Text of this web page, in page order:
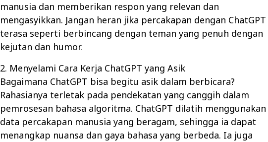
manusia dan memberikan respon yang relevan dan
mengasyikkan. Jangan heran jika percakapan dengan ChatGPT
terasa seperti berbincang dengan teman yang penuh dengan
kejutan dan humor.
2. Menyelami Cara Kerja ChatGPT yang Asik
Bagaimana ChatGPT bisa begitu asik dalam berbicara?
Rahasianya terletak pada pendekatan yang canggih dalam
pemrosesan bahasa algoritma. ChatGPT dilatih menggunakan
data percakapan manusia yang beragam, sehingga ia dapat
menangkap nuansa dan gaya bahasa yang berbeda. Ia juga